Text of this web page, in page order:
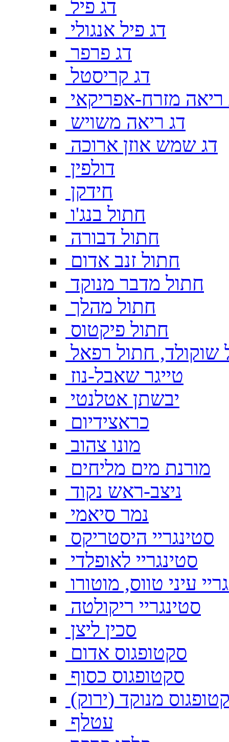
דג פיל
דג פיל אנגולי
דג פרפר
דג קריסטל
ריאה מזרח-אפריקאי
דג ריאה משויש
דג שמש אוזן ארוכה
דולפין
חידקן
חתול בנג'ו
חתול דבורה
חתול זנב אדום
חתול מדבר מנוקד
חתול מהלך
חתול פיקטוס
שוקולד, חתול רפאל
טייגר שאבל-נוז
יבשתן אטלנטי
כראצידיום
מונו צהוב
מורנת מים מליחים
ניצב-ראש נקוד
נמר סיאמי
סטינגריי היסטריקס
סטינגריי לאופלדי
עיני טווס, מוטורו
סטינגריי ריקולטה
סכין ליצן
סקטופגוס אדום
סקטופגוס כסוף
מנוקד (ירוק)
עטלף